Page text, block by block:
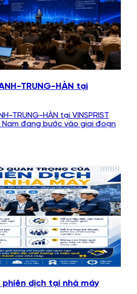
TRUNG-HÀN tại
TRUNG-HÀN tại VINSPRIST
đang bước vào giai đoạn
phiên dịch tại nhà máy